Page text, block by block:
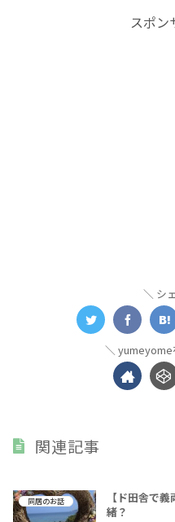
スポン
シ
yumeyome
関連記事
同居のお話
【ド田舎で
緒？